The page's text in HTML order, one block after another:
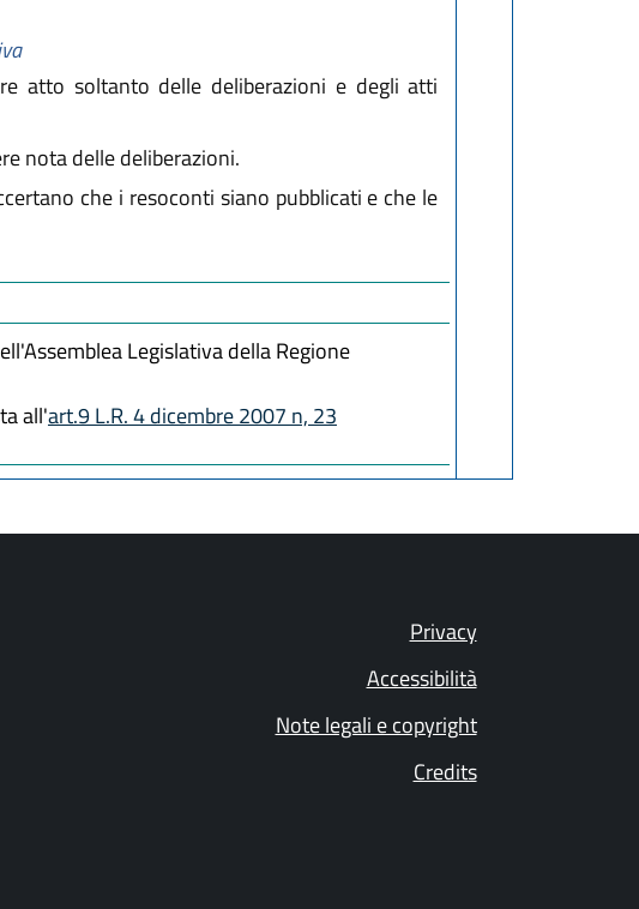
atto soltanto delle deliberazioni e degli atti
nota delle deliberazioni.
che i resoconti siano pubblicati e che le
Legislativa della Regione
all'art.9 L.R. 4 dicembre 2007 n, 23
Privacy
Accessibilità
Note legali e copyright
Credits